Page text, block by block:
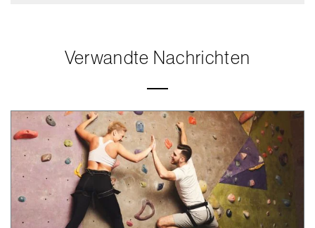
Verwandte Nachrichten